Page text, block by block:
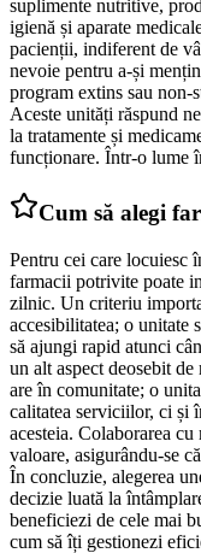
suplimente nutritive,
igienă și aparate
pacienții, indiferent de
nevoie pentru a-și
program extins sau non-
Aceste unități răspund
la tratamente și
funcționare. Într-o lume
Cum să alegi
Pentru cei care locuiesc
farmacii potrivite poate
zilnic. Un criteriu
accesibilitatea; o unitate
să ajungi rapid atunci
un alt aspect deosebit
are în comunitate; o
calitatea serviciilor, ci și
acesteia. Colaborarea
valoare, asigurându-se
În concluzie, alegerea
decizie luată la
beneficiezi de cele mai
cum să îți gestionezi